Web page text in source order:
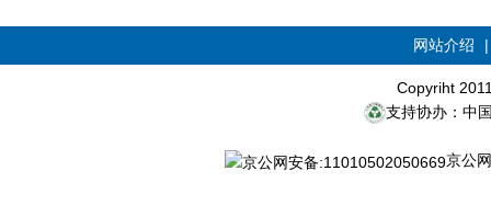
网站介绍
Copyriht
支持协办：中
京公